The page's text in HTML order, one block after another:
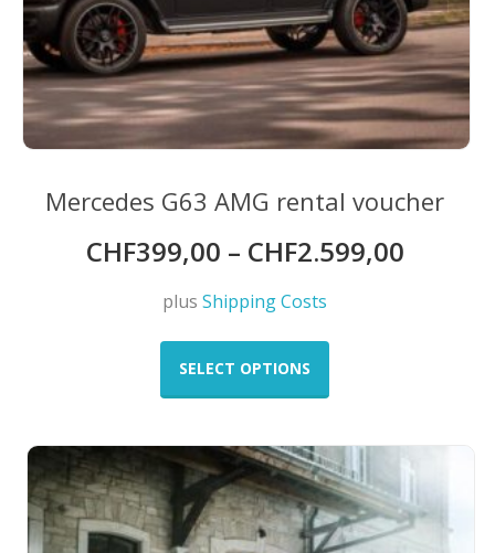
Mercedes G63 AMG rental voucher
CHF399,00 – CHF2.599,00
plusShipping Costs
SELECT OPTIONS
This
The
options
may
be